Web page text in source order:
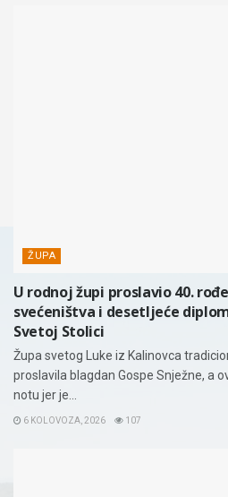
ŽUPA
U rodnoj župi proslavio 40.
svećeništva i desetljeće
Svetoj Stolici
Župa svetog Luke iz Kalinovca
proslavila blagdan Gospe Snježne, a
notu jer je...
6 KOLOVOZA, 2026 107